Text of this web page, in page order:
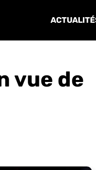
vue de